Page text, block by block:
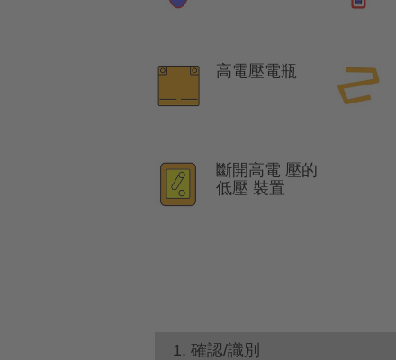
高電壓電瓶
斷開高電 壓的
低壓 裝置
1. 確認/識別